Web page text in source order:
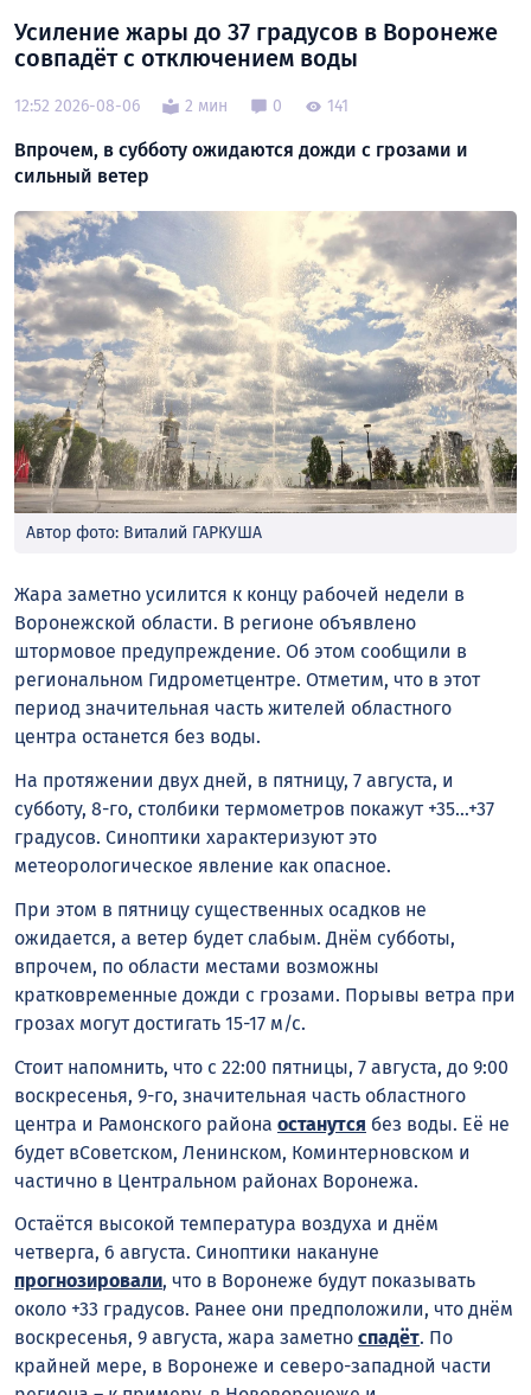
Усиление жары до 37 градусов в Воронеже
совпадёт с отключением воды
12:52 2026-08-06 2 мин 0 141
Впрочем, в субботу ожидаются дожди с грозами и
сильный ветер
Автор фото: Виталий ГАРКУША
Жара заметно усилится к концу рабочей недели в
Воронежской области. В регионе объявлено
штормовое предупреждение. Об этом сообщили в
региональном Гидрометцентре. Отметим, что в этот
период значительная часть жителей областного
центра останется без воды.
На протяжении двух дней, в пятницу, 7 августа, и
субботу, 8-го, столбики термометров покажут +35…+37
градусов. Синоптики характеризуют это
метеорологическое явление как опасное.
При этом в пятницу существенных осадков не
ожидается, а ветер будет слабым. Днём субботы,
впрочем, по области местами возможны
кратковременные дожди с грозами. Порывы ветра при
грозах могут достигать 15-17 м/с.
Стоит напомнить, что с 22:00 пятницы, 7 августа, до 9:00
воскресенья, 9-го, значительная часть областного
центра и Рамонского района останутся без воды. Её не
будет вСоветском, Ленинском, Коминтерновском и
частично в Центральном районах Воронежа.
Остаётся высокой температура воздуха и днём
четверга, 6 августа. Синоптики накануне
прогнозировали, что в Воронеже будут показывать
около +33 градусов. Ранее они предположили, что днём
воскресенья, 9 августа, жара заметно спадёт. По
крайней мере, в Воронеже и северо-западной части